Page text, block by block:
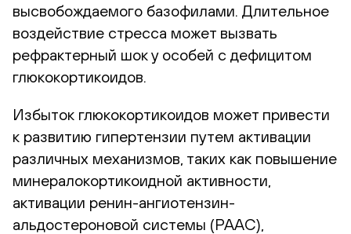
высвобождаемого базофилами. Длительное
воздействие стресса может вызвать
рефрактерный шок у особей с дефицитом
глюкокортикоидов.
Избыток глюкокортикоидов может привести
к развитию гипертензии путем активации
различных механизмов, таких как повышение
минералокортикоидной активности,
активации ренин-ангиотензин-
альдостероновой системы (РААС),